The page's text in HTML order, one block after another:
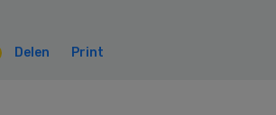
Delen Print